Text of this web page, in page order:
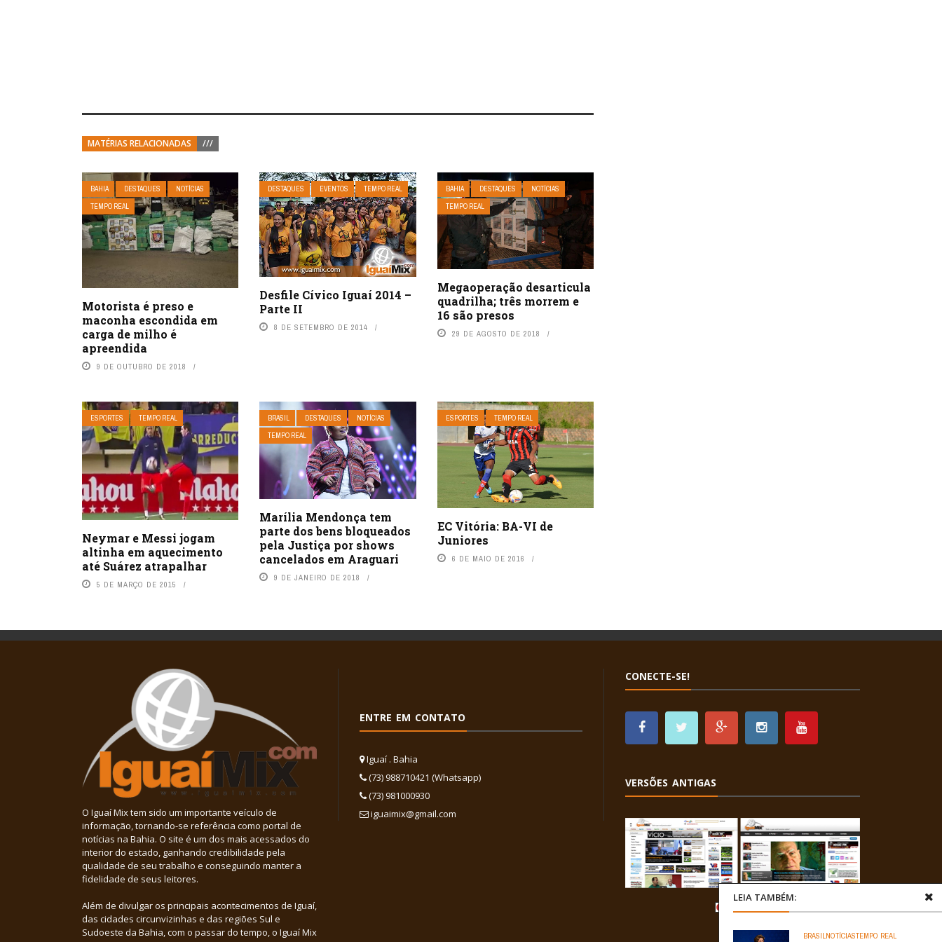
MATÉRIAS RELACIONADAS ///
BAHIA DESTAQUES
NOTÍCIAS
TEMPO REAL
Motorista é preso e
maconha escondida em
carga de milho é
apreendida
9 DE OUTUBRO DE 2018
DESTAQUES EVENTOS TEMPO REAL
Desfile Cívico Iguaí 2014 –
Parte II
8 DE SETEMBRO DE 2014
BAHIA DESTAQUES
NOTÍCIAS
TEMPO REAL
Megaoperação desarticula
quadrilha; três morrem e
16 são presos
29 DE AGOSTO DE 2018
ESPORTES TEMPO REAL
Neymar e Messi jogam
altinha em aquecimento
até Suárez atrapalhar
5 DE MARÇO DE 2015
BRASIL DESTAQUES
NOTÍCIAS
TEMPO REAL
Marília Mendonça tem
parte dos bens bloqueados
pela Justiça por shows
cancelados em Araguari
9 DE JANEIRO DE 2018
ESPORTES TEMPO REAL
EC Vitória: BA-VI de
Juniores
6 DE MAIO DE 2016
LEIA TAMBÉM:
BRASILNOTÍCIASTEMPO REAL
O Iguaí Mix tem sido um importante veículo de
informação, tornando-se referência como portal de
notícias na Bahia. O site é um dos mais acessados do
interior do estado, ganhando credibilidade pela
qualidade de seu trabalho e conseguindo manter a
fidelidade de seus leitores.
Além de divulgar os principais acontecimentos de Iguaí,
das cidades circunvizinhas e das regiões Sul e
Sudoeste da Bahia, com o passar do tempo, o Iguaí Mix
ENTRE EM CONTATO
Iguaí . Bahia
(73) 988710421 (Whatsapp)
(73) 981000930
iguaimix@gmail.com
CONECTE-SE!
VERSÕES ANTIGAS